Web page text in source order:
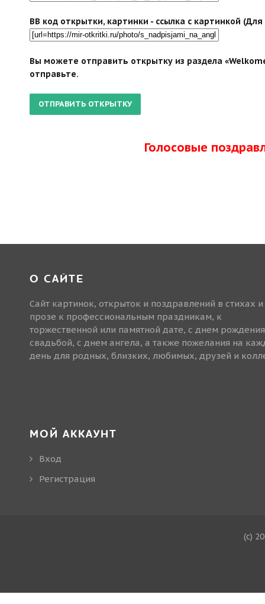
BB код открытки, картинки - ссылка с картинкой
Вы можете отправить открытку из раздела
отправьте.
Голосовые
О САЙТЕ
Сайт картинок, открыток и поздравлений в стихах и
прозе к профессиональным праздникам, к
торжественной или памятной дате, с днем
свадьбой, с днем ангела, а также пожелания на
день для родных, близких, любимых, друзей и
МОЙ АККАУНТ
Вход
Регистрация
(c)